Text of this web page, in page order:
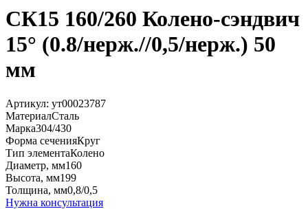
СК15 160/260 Колено-сэндвич
15° (0.8/нерж.//0,5/нерж.) 50
мм
Артикул: ут00023787
МатериалСталь
Марка304/430
Форма сеченияКруг
Тип элементаКолено
Диаметр, мм160
Высота, мм199
Толщина, мм0,8/0,5
Нужна консультация